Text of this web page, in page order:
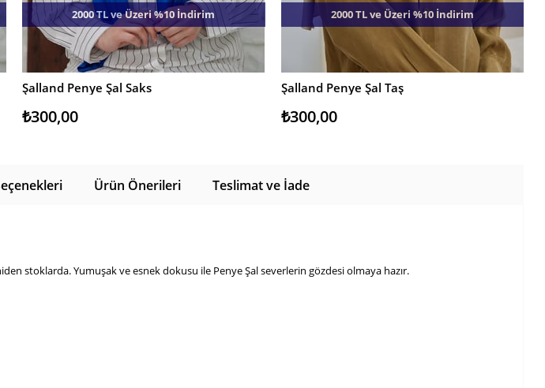
SEPETE EKLE
Şalland Penye Şal Saks
2000 TL ve Üzeri %10 İndirim
₺300,00
SEPETE EKLE
Şalland Penye Şal Taş
2000 TL ve Üzeri %10 İndirim
₺300,00
Ürün Önerileri Teslimat ve İade
stoklarda. Yumuşak ve esnek dokusu ile Penye Şal severlerin gözdesi olmaya hazır.